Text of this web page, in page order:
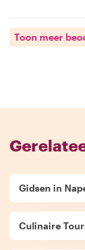
Toon meer
Gidsen in
Culinaire